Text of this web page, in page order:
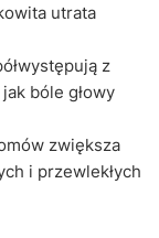
utrata
z
bóle głowy
zwiększa
i przewlekłych